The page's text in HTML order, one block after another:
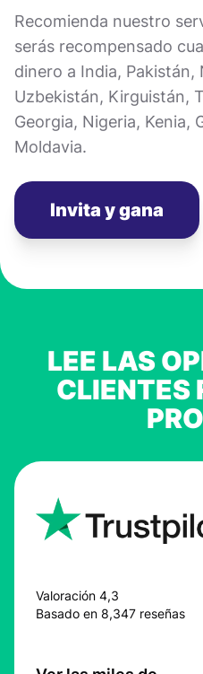
Recomienda nuestro
serás recompensado
dinero a India, Pakistán,
Uzbekistán, Kirguistán,
Georgia, Nigeria, Kenia,
Moldavia.
Invita y gana
LEE LAS
CLIENTES
Valoración 4,3
Basado en 8,347 reseñas